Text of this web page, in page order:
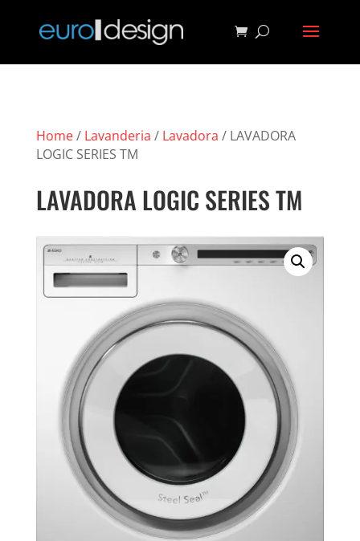
Home/ Lavanderia / Lavadora / LAVADORA
LOGIC SERIES TM
LAVADORA LOGIC SERIES TM